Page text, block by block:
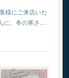
様にご来店いた
に、冬の寒さ…